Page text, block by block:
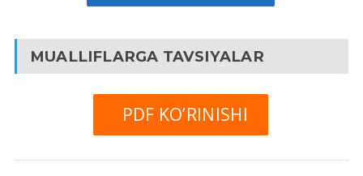
MUALLIFLARGA TAVSIYALAR
PDF KO’RINISHI